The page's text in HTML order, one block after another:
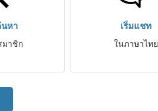
นหา
มาชิก
เริ่มแชท
ในภาษาไทย